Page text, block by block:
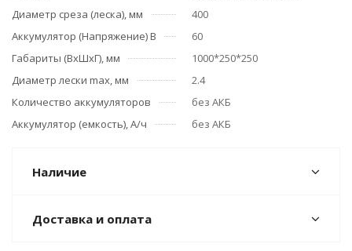
Диаметр среза (леска), мм
400
Аккумулятор (Напряжение) В
60
Габариты (ВхШхГ), мм
1000*250*250
Диаметр лески max, мм
2.4
Количество аккумуляторов
без АКБ
Аккумулятор (емкость), А/ч
без АКБ
Наличие
Доставка и оплата